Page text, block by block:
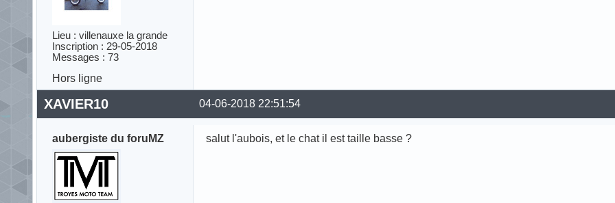
Lieu : villenauxe la grande
Inscription : 29-05-2018
Messages : 73
Hors ligne
04-06-2018 22:51:54
XAVIER10
aubergiste du foruMZ salut l'aubois, et le chat il est taille basse ?